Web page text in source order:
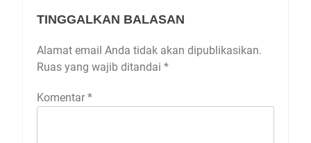
TINGGALKAN BALASAN
Alamat email Anda tidak akan dipublikasikan.
Ruas yang wajib ditandai *
Komentar *